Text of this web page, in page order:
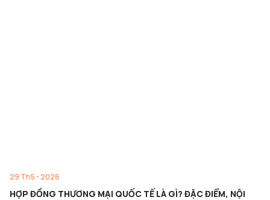
29 Th5 - 2026
HỢP ĐỒNG THƯƠNG MẠI QUỐC TẾ LÀ GÌ? ĐẶC ĐIỂM, NỘI